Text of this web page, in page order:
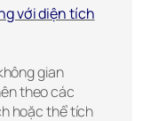
với diện tích
gian
theo các
hoặc thể tích